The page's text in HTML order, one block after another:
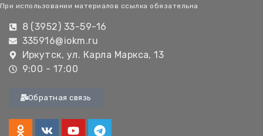
При использовании материалов ссылка обязательна
8 (3952) 33-59-16
335916@iokm.ru
Иркутск, ул. Карла Маркса, 13
9:00 - 17:00
Обратная связь